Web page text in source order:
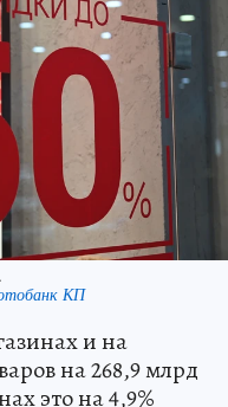
КП
и на
на 268,9 млрд
это на 4,9%